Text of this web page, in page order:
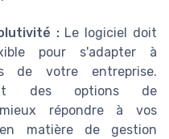
:Le logiciel doit
pour s'adapter à
de votre entreprise.
des options de
répondre à vos
matière de gestion